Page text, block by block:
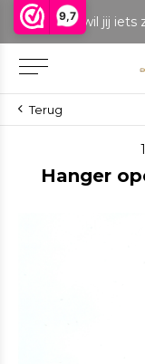
9,7
Terug
Hanger